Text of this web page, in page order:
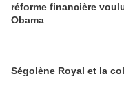
réforme financière
Obama
Ségolène Royal et la